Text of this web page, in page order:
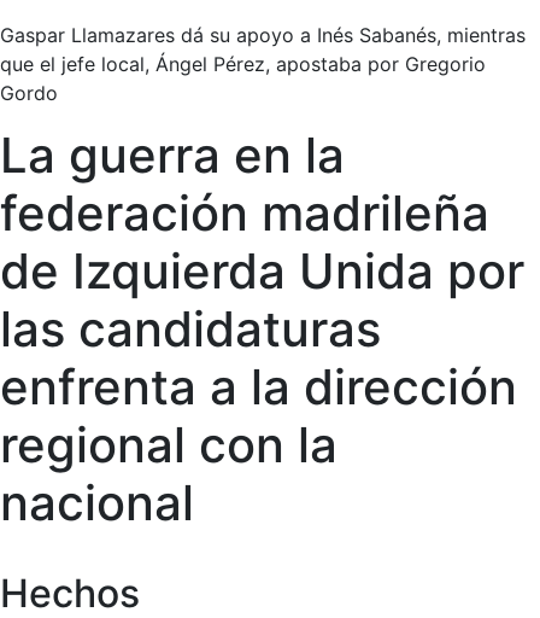
Gaspar Llamazares dá su apoyo a Inés Sabanés, mientras
que el jefe local, Ángel Pérez, apostaba por Gregorio
Gordo
La guerra en la
federación madrileña
de Izquierda Unida por
las candidaturas
enfrenta a la dirección
regional con la
nacional
Hechos